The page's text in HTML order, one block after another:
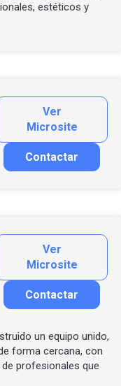
por Whatsapp
estéticos y
Ver
Microsite
Contactar
por correo
Ver
Microsite
Contactar
por correo
por Whatsapp
un equipo unido,
forma cercana, con
profesionales que